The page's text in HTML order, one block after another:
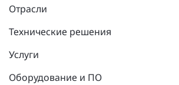
Отрасли
Технические решения
Услуги
Оборудование и ПО